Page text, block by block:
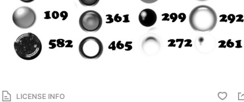
LICENSE INFO